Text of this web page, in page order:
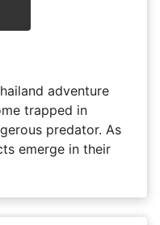
adventure
trapped in
predator. As
emerge in their